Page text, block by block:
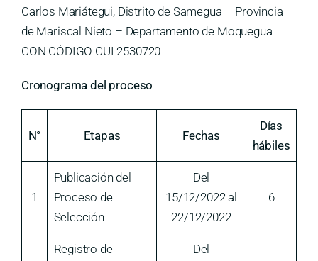
Carlos Mariátegui, Distrito de Samegua – Provincia
de Mariscal Nieto – Departamento de Moquegua
CON CÓDIGO CUI 2530720
Cronograma del proceso
N° Etapas Fechas
Días
hábiles
1
Publicación del
Proceso de
Selección
Del
15/12/2022 al
22/12/2022
6
Registro de
Del